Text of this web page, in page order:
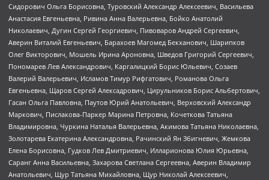
Сидорович Ольга Борисовна, Туровский Александр Алексеевич, Васильева
Анастасия Евгеньевна, Ривина Анна Валерьевна, Бойко Анатолий
Николаевич, Дугин Сергей Георгиевич, Пивоваров Андрей Сергеевич,
Аверин Виталий Евгеньевич, Барахоев Магомед Бекханович, Шарипков
Олег Викторович, Мошель Ирина Ароновна, Шведов Григорий Сергеевич,
Пономарев Лев Александрович, Каргалицкий Борис Юльевич, Созаев
Валерий Валерьевич, Исламов Тимур Рифгатович, Романова Ольга
Евгеньевна, Щаров Сергей Алексадрович, Цирульников Борис Альбертович,
Гасан Ольга Павловна, Паутов Юрий Анатольевич, Верховский Александр
Маркович, Пислакова-Паркер Марина Петровна, Кочеткова Татьяна
Владимировна, Чуркина Наталья Валерьевна, Акимова Татьяна Николаевна,
Золотарева Екатерина Александровна, Рачинский Ян Збигневич, Жемкова
Елена Борисовна, Гудков Лев Дмитриевич, Илларионова Юлия Юрьевна,
Саранг Анна Васильевна, Захарова Светлана Сергеевна, Аверин Владимир
Анатольевич, Щур Татьяна Михайловна, Щур Николай Алексеевич,